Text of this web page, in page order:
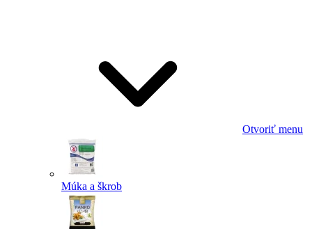
Otvoriť menu
Múka a škrob
Powered by chaterimo